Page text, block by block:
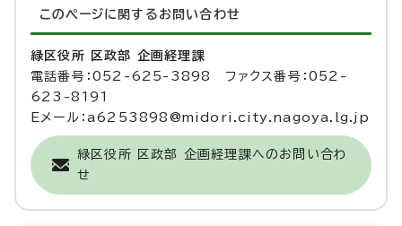
このページに関する お問い合わせ
緑区役所 区政部 企画経理課
電話番号：052-625-3898 ファクス番号：052-
623-8191
Eメール：a6253898@midori.city.nagoya.lg.jp
緑区役所 区政部 企画経理課へのお問い合わ
せ